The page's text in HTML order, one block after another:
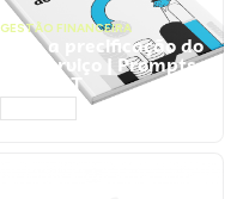
GESTÃO FINANCEIRA
Faça a precificação do
seu serviço | Prompts
ChatGPT